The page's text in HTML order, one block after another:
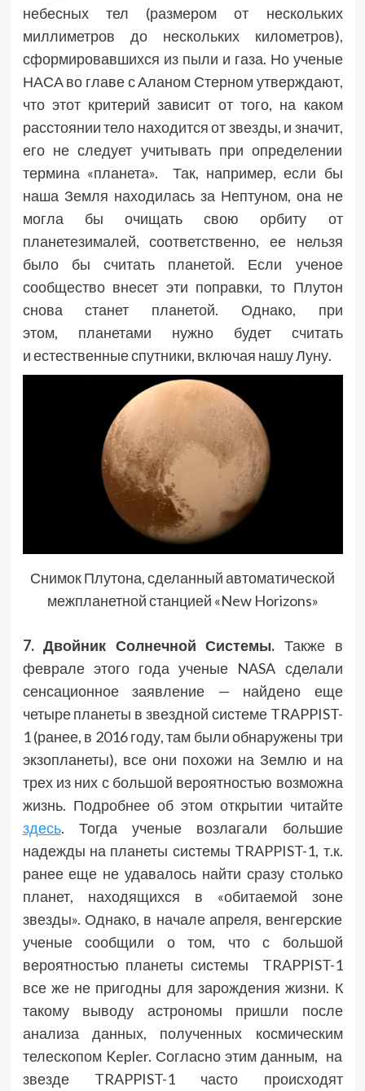
небесных тел (размером от нескольких
миллиметров до нескольких километров),
сформировавшихся из пыли и газа. Но ученые
НАСА во главе с Аланом Стерном утверждают,
что этот критерий зависит от того, на каком
расстоянии тело находится от звезды, и значит,
его не следует учитывать при определении
термина «планета». Так, например, если бы
наша Земля находилась за Нептуном, она не
могла бы очищать свою орбиту от
планетезималей, соответственно, ее нельзя
было бы считать планетой. Если ученое
сообщество внесет эти поправки, то Плутон
снова станет планетой. Однако, при
этом, планетами нужно будет считать
и естественные спутники, включая нашу Луну.
Снимок Плутона, сделанный автоматической
межпланетной станцией «New Horizons»
7. Двойник Солнечной Системы. Также в
феврале этого года ученые NASA сделали
сенсационное заявление — найдено еще
четыре планеты в звездной системе TRAPPIST-
1 (ранее, в 2016 году, там были обнаружены три
экзопланеты), все они похожи на Землю и на
трех из них с большой вероятностью возможна
жизнь. Подробнее об этом открытии читайте
здесь. Тогда ученые возлагали большие
надежды на планеты системы TRAPPIST-1, т.к.
ранее еще не удавалось найти сразу столько
планет, находящихся в «обитаемой зоне
звезды». Однако, в начале апреля, венгерские
ученые сообщили о том, что с большой
вероятностью планеты системы TRAPPIST-1
все же не пригодны для зарождения жизни. К
такому выводу астрономы пришли после
анализа данных, полученных космическим
телескопом Kepler. Согласно этим данным, на
звезде TRAPPIST-1 часто происходят